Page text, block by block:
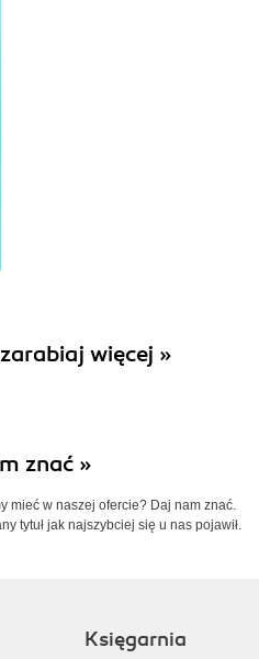
więcej »
znać »
mieć w naszej ofercie? Daj nam znać.
tytuł jak najszybciej się u nas pojawił.
Księgarnia